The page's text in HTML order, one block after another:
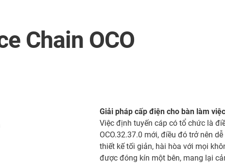
Chain OCO
Giải pháp cấp điện cho bàn làm
Việc định tuyến cáp có tổ chức là
OCO.32.37.0 mới, điều đó trở nên
thiết kế tối giản, hài hòa với mọi
được đóng kín một bên, mang lại